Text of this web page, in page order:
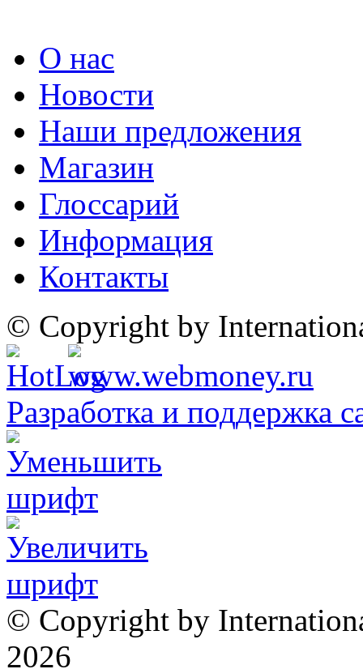
О нас
Новости
Наши предложения
Магазин
Глоссарий
Информация
Контакты
© Copyright by
Разработка и поддержка
© Copyright by
2026